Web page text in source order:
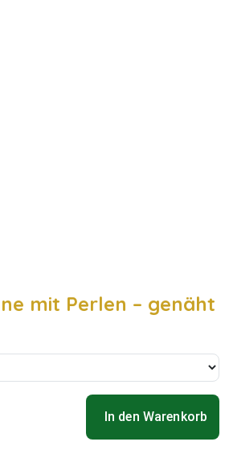
mit Perlen – genäht
In den Warenkorb